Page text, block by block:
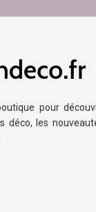
pour
déco, les